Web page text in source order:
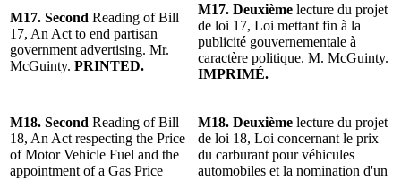
M17. Second Reading of Bill
17, An Act to end partisan
government advertising. Mr.
McGuinty. PRINTED.
M17. Deuxième lecture du projet
de loi 17, Loi mettant fin à la
publicité gouvernementale à
caractère politique. M. McGuinty.
IMPRIMÉ.
M18. Second Reading of Bill
18, An Act respecting the Price
of Motor Vehicle Fuel and the
appointment of a Gas Price
M18. Deuxième lecture du projet
de loi 18, Loi concernant le prix
du carburant pour véhicules
automobiles et la nomination d'un